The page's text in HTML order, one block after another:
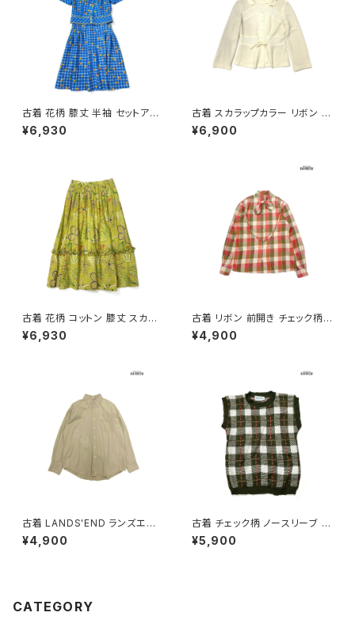
古着 花柄 膝丈 半袖 セットアッ
プ 青 (oa2607082)
¥6,930
古着 スカラップカラー リボン 無
地 長袖 ニット カーディガン ベ
ージュ 生成り (ttu2501064)
¥6,900
古着 花柄 コットン 膝丈 スカー
ト 黄 (ba2607007)
¥6,930
古着 リボン 前開き チェック柄
コットン 長袖 シャツ サーモンピ
ンク ベージュ カーキ (ttu2509
¥4,900
古着 LANDS'END ランズエン
ド 前開き 無地 コットン100％
長袖 シャツ ベージュ (ttu2509
¥4,900
古着 チェック柄 ノースリーブ ベ
スト 緑 (ttu2501125)
¥5,900
CATEGORY